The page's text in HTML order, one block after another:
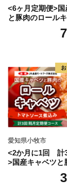
<6ヶ月定期便>国
と豚肉のロール
愛知県小牧市
<2か月に1回
>国産キャベツと
ルキャベツ（4P